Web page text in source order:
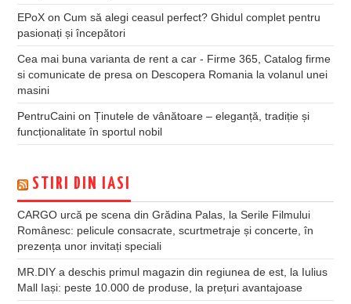
EPoX onCum să alegi ceasul perfect? Ghidul complet pentru
pasionați și începători
Cea mai buna varianta de rent a car - Firme 365, Catalog firme
si comunicate de presa on Descopera Romania la volanul unei
masini
PentruCaini onȚinutele de vânătoare – eleganță, tradiție și
funcționalitate în sportul nobil
STIRI DIN IASI
CARGO urcă pe scena din Grădina Palas, la Serile Filmului
Românesc: pelicule consacrate, scurtmetraje și concerte, în
prezența unor invitați speciali
MR.DIY a deschis primul magazin din regiunea de est, la Iulius
Mall Iași: peste 10.000 de produse, la prețuri avantajoase